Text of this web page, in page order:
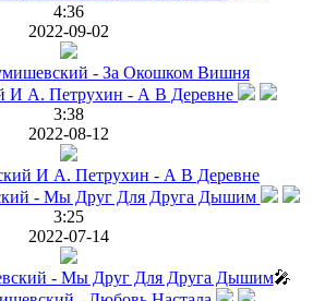
4:36
2022-09-02
- За Окошком Вишня
3:38
2022-08-12
И А. Петрухин - А В Деревне
3:25
2022-07-14
- Мы Друг Для Друга Дышим🎤